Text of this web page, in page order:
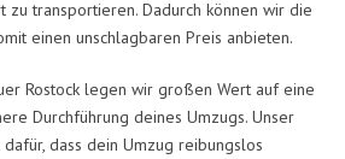
zu transportieren. Dadurch können wir die
einen unschlagbaren Preis anbieten.
Rostock legen wir großen Wert auf eine
Durchführung deines Umzugs. Unser
dass dein Umzug reibungslos